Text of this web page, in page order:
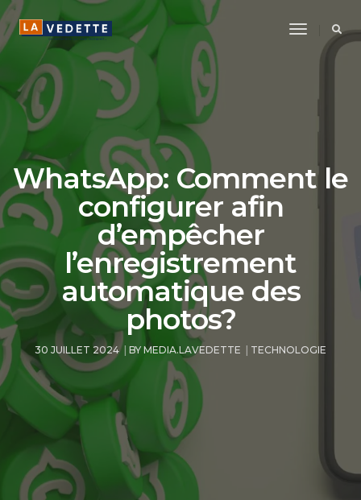
Toggle
WhatsApp: Comment le
configurer afin
d’empêcher
l’enregistrement
automatique des
photos?
30 JUILLET 2024 BYMEDIA.LAVEDETTE TECHNOLOGIE